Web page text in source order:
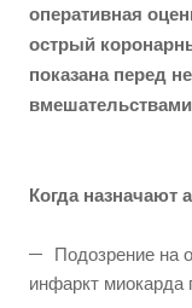
оперативная
острый
показана перед
Когда назначают
Подозрение на
инфаркт миокарда